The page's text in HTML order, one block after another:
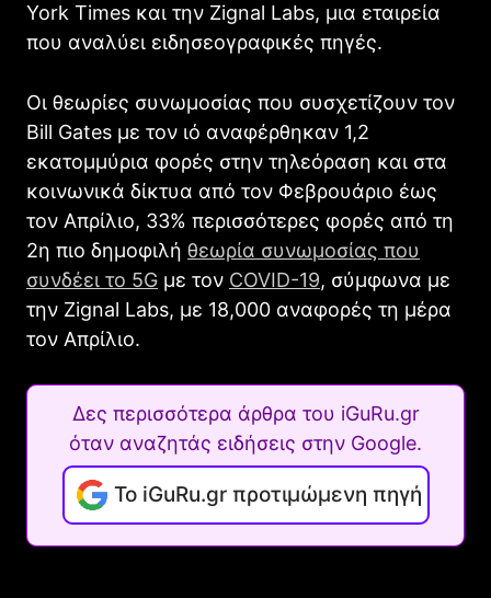
York Times και την Zignal Labs, μια εταιρεία
που αναλύει ειδησεογραφικές πηγές.
Οι θεωρίες συνωμοσίας που συσχετίζουν τον
Bill Gates με τον ιό αναφέρθηκαν 1,2
εκατομμύρια φορές στην τηλεόραση και στα
κοινωνικά δίκτυα από τον Φεβρουάριο έως
τον Απρίλιο, 33% περισσότερες φορές από τη
2η πιο δημοφιλή θεωρία συνωμοσίας που
συνδέει το 5G με τον COVID-19, σύμφωνα με
την Zignal Labs, με 18,000 αναφορές τη μέρα
τον Απρίλιο.
Δες περισσότερα άρθρα του iGuRu.gr
όταν αναζητάς ειδήσεις στην Google.
Το iGuRu.gr προτιμώμενη πηγή